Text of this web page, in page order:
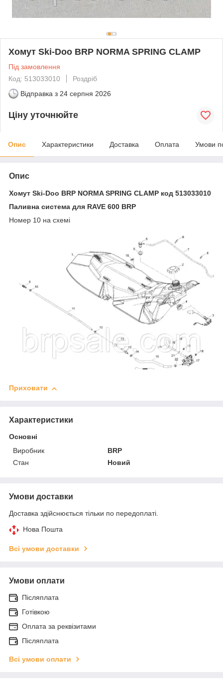
Хомут Ski-Doo BRP NORMA SPRING CLAMP
Під замовлення
Код: 513033010
Роздріб
Відправка з 24 серпня 2026
Ціну уточнюйте
Опис Характеристики Доставка Оплата Умови
Опис
Хомут Ski-Doo BRP NORMA SPRING CLAMP код 513033010
Паливна система для RAVE 600 BRP
Номер 10 на схемі
Приховати
Характеристики
Основні
Виробник
BRP
Стан
Новий
Умови доставки
Доставка здійснюється тільки по передоплаті.
Нова Пошта
Всі умови доставки
Умови оплати
Післяплата
Готівкою
Оплата за реквізитами
Післяплата
Всі умови оплати